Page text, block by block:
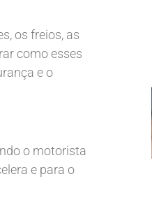
os freios, as
como esses
e o
o motorista
e para o